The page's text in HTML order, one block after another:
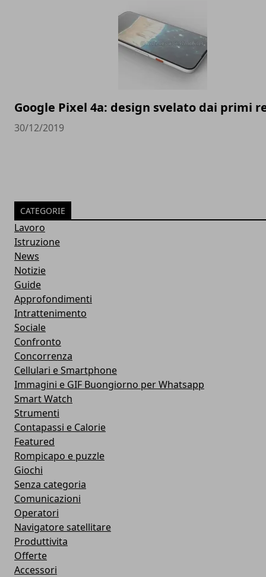
Google Pixel 4a: design svelato dai primi
30/12/2019
CATEGORIE
Lavoro
Istruzione
News
Notizie
Guide
Approfondimenti
Intrattenimento
Sociale
Confronto
Concorrenza
Cellulari e Smartphone
Immagini e GIF Buongiorno per Whatsapp
Smart Watch
Strumenti
Contapassi e Calorie
Featured
Rompicapo e puzzle
Giochi
Senza categoria
Comunicazioni
Operatori
Navigatore satellitare
Produttivita
Offerte
Accessori